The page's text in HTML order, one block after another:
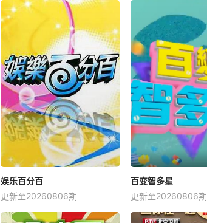
娱乐百分百
更新至20260806期
百变智多星
更新至20260806期